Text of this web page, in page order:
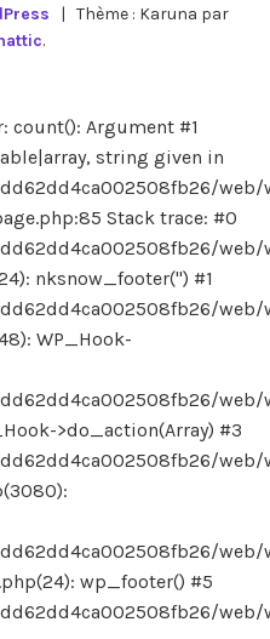
| Thème : Karuna par
.
count(): Argument #1
string given in
web/
Stack trace: #0
web/
nksnow_footer('') #1
web/
WP_Hook-
web/
>do_action(Array) #3
web/
web/
wp_footer() #5
web/